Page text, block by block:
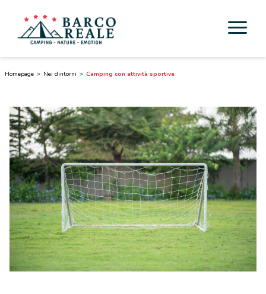
Servizi
Attività
Esperienze
Cicloturismo
Nei dintorni
Scoprire la Toscana
Contatti
Homepage Nei dintorni Camping con attività sportive